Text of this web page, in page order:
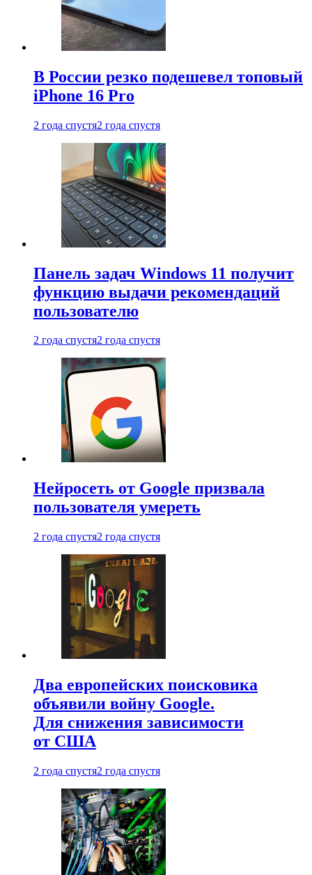
В России резко подешевел топовый
iPhone 16 Pro
2 года спустя2 года спустя
Панель задач Windows 11 получит
функцию выдачи рекомендаций
пользователю
2 года спустя2 года спустя
Нейросеть от Google призвала
пользователя умереть
2 года спустя2 года спустя
Два европейских поисковика
объявили войну Google.
Для снижения зависимости
от США
2 года спустя2 года спустя